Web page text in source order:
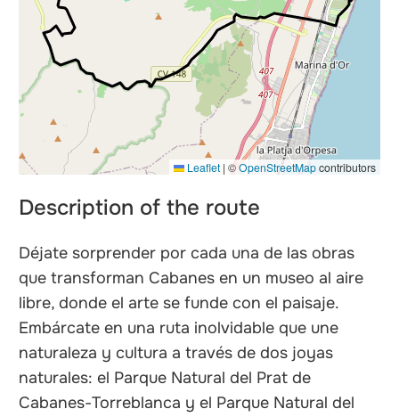
Leaflet | ©OpenStreetMapcontributors
Description of the route
Déjate sorprender por cada una de las obras
que transforman Cabanes en un museo al aire
libre, donde el arte se funde con el paisaje.
Embárcate en una ruta inolvidable que une
naturaleza y cultura a través de dos joyas
naturales: el Parque Natural del Prat de
Cabanes-Torreblanca y el Parque Natural del